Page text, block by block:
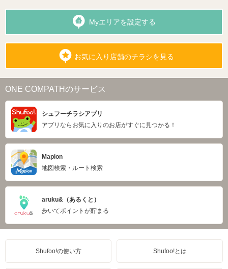
Myエリアを設定する
お気に入り店舗のチラシを見る
ONE COMPATHのサービス
シュフーチラシアプリ
アプリならお気に入りのお店がすぐに見つかる！
Mapion
地図検索・ルート検索
aruku&（あるくと）
歩いてポイントが貯まる
Shufoo!の使い方 Shufoo!とは